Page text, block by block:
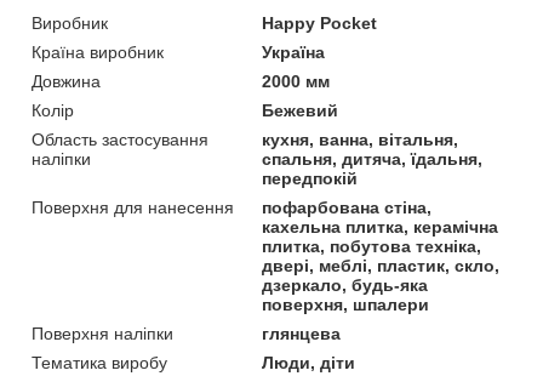
Виробник
Happy Pocket
Країна виробник
Україна
Довжина
2000 мм
Колір
Бежевий
Область застосування
наліпки
кухня, ванна, вітальня,
спальня, дитяча, їдальня,
передпокій
Поверхня для нанесення
пофарбована стіна,
кахельна плитка, керамічна
плитка, побутова техніка,
двері, меблі, пластик, скло,
дзеркало, будь-яка
поверхня, шпалери
Поверхня наліпки
глянцева
Тематика виробу
Люди, діти